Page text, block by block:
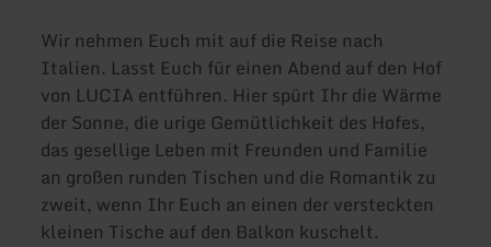
Wir nehmen Euch mit auf die Reise nach
Italien. Lasst Euch für einen Abend auf den Hof
von LUCIA entführen. Hier spürt Ihr die Wärme
der Sonne, die urige Gemütlichkeit des Hofes,
das gesellige Leben mit Freunden und Familie
an großen runden Tischen und die Romantik zu
zweit, wenn Ihr Euch an einen der versteckten
kleinen Tische auf den Balkon kuschelt.